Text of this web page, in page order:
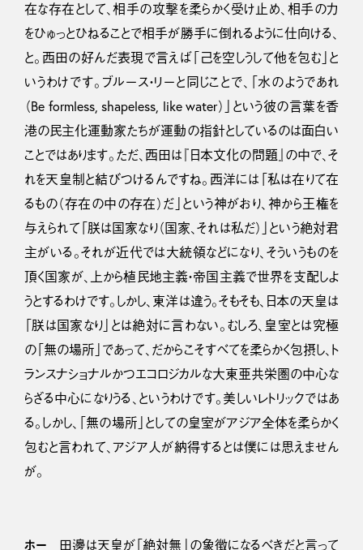
在な存在として、相手の攻撃を柔らかく受け止め、相手の力
をひゅっとひねることで相手が勝手に倒れるように仕向ける、
と。西田の好んだ表現で言えば「己を空しうして他を包む」と
いうわけです。ブルース・リーと同じことで、「水のようであれ
（Be formless, shapeless, like water）」という彼の言葉を香
港の民主化運動家たちが運動の指針としているのは面白い
ことではあります。ただ、西田は『日本文化の問題』の中で、そ
れを天皇制と結びつけるんですね。西洋には「私は在りて在
るもの（存在の中の存在）だ」という神がおり、神から王権を
与えられて「朕は国家なり（国家、それは私だ）」という絶対君
主がいる。それが近代では大統領などになり、そういうものを
頂く国家が、上から植民地主義・帝国主義で世界を支配しよ
うとするわけです。しかし、東洋は違う。そもそも、日本の天皇は
「朕は国家なり」とは絶対に言わない。むしろ、皇室とは究極
の「無の場所」であって、だからこそすべてを柔らかく包摂し、ト
ランスナショナルかつエコロジカルな大東亜共栄圏の中心な
らざる中心になりうる、というわけです。美しいレトリックではあ
る。しかし、「無の場所」としての皇室がアジア全体を柔らかく
包むと言われて、アジア人が納得するとは僕には思えません
が。
ホー 田邊は天皇が「絶対無」の象徴になるべきだと言って